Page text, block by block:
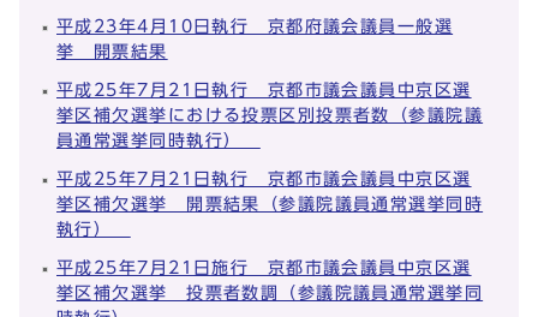
平成23年4月10日執行 京都府議会議員一般選
挙 開票結果
平成25年7月21日執行 京都市議会議員中京区選
挙区補欠選挙における投票区別投票者数（参議院議
員通常選挙同時執行）
平成25年7月21日執行 京都市議会議員中京区選
挙区補欠選挙 開票結果（参議院議員通常選挙同時
執行）
平成25年7月21日施行 京都市議会議員中京区選
挙区補欠選挙 投票者数調（参議院議員通常選挙同